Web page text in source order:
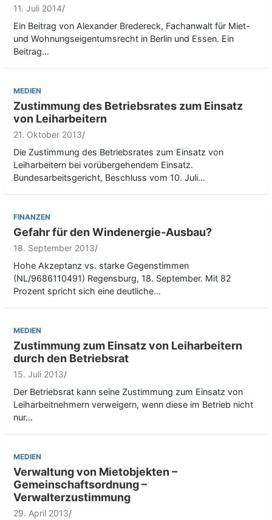
11. Juli 2014
Ein Beitrag von Alexander Bredereck, Fachanwalt für Miet-
und Wohnungseigentumsrecht in Berlin und Essen. Ein
Beitrag…
MEDIEN
Zustimmung des Betriebsrates zum Einsatz
von Leiharbeitern
21. Oktober 2013
Die Zustimmung des Betriebsrates zum Einsatz von
Leiharbeitern bei vorübergehendem Einsatz.
Bundesarbeitsgericht, Beschluss vom 10. Juli…
FINANZEN
Gefahr für den Windenergie-Ausbau?
18. September 2013
Hohe Akzeptanz vs. starke Gegenstimmen
(NL/9686110491) Regensburg, 18. September. Mit 82
Prozent spricht sich eine deutliche…
MEDIEN
Zustimmung zum Einsatz von Leiharbeitern
durch den Betriebsrat
15. Juli 2013
Der Betriebsrat kann seine Zustimmung zum Einsatz von
Leiharbeitnehmern verweigern, wenn diese im Betrieb nicht
nur…
MEDIEN
Verwaltung von Mietobjekten –
Gemeinschaftsordnung –
Verwalterzustimmung
29. April 2013